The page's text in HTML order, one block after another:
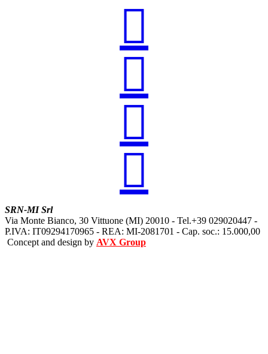




SRN-MI Srl
Via Monte Bianco, 30 Vittuone (MI) 20010 - Tel.+39 029020447 -
P.IVA: IT09294170965 - REA: MI-2081701 - Cap. soc.: 15.000,00
Concept and design by AVX Group